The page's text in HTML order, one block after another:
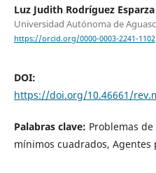
Luz Judith Rodríguez Esparza
Universidad Autónoma de
https://orcid.org/0000-0003-2241-1102
DOI:
https://doi.org/10.46661/
Palabras clave: Problemas
mínimos cuadrados,